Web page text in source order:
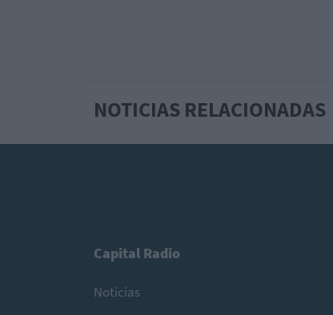
NOTICIAS RELACIONADAS
Capital Radio
Noticias